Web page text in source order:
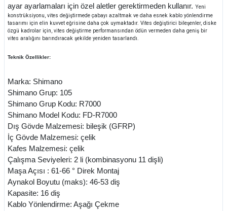
ayar ayarlamaları için özel aletler gerektirmeden kullanır. Yeni
konstrüksiyonu, vites değiştirmede çabayı azaltmak ve daha esnek kablo yönlendirme
tasarımı için elin kuvvet eğrisine daha çok uymaktadır. Vites değiştirici bileşenler, diske
özgü kadrolar için, vites değiştirme performansından ödün vermeden daha geniş bir
vites aralığını barındıracak şekilde yeniden tasarlandı.
Teknik Özellikler:
Marka: Shimano
Shimano Grup: 105
Shimano Grup Kodu: R7000
Shimano Model Kodu: FD-R7000
Dış Gövde Malzemesi: bileşik (GFRP)
İç Gövde Malzemesi: çelik
Kafes Malzemesi: çelik
Çalışma Seviyeleri: 2 li (kombinasyonu 11 dişli)
Maşa Açısı : 61-66 ° Direk Montaj
Aynakol Boyutu (maks): 46-53 diş
Kapasite: 16 diş
Kablo Yönlendirme: Aşağı Çekme